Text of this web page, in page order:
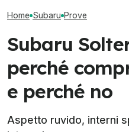
Home Subaru Prove
Subaru
perché
e perché no
Aspetto ruvido, interni